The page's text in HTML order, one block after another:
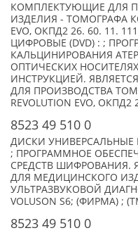
КОМПЛЕКТУЮЩИЕ ДЛЯ
ИЗДЕЛИЯ - ТОМОГРАФА
EVO, ОКПД2 26. 60. 11.
ЦИФРОВЫЕ (DVD) : ;
КАЛЬЦИНИРОВАНИЯ
ОПТИЧЕСКИХ
ИНСТРУКЦИЕЙ.
ДЛЯ ПРОИЗВОДСТВА
REVOLUTION EVO,
8523 49 510 0
ДИСКИ УНИВЕРСАЛЬНЫЕ
; ПРОГРАММНОЕ
СРЕДСТВ ШИФРОВАНИЯ.
ДЛЯ МЕДИЦИНСКОГО
УЛЬТРАЗВУКОВОЙ
VOLUSON S6; (ФИРМА) ;
8523 49 510 0